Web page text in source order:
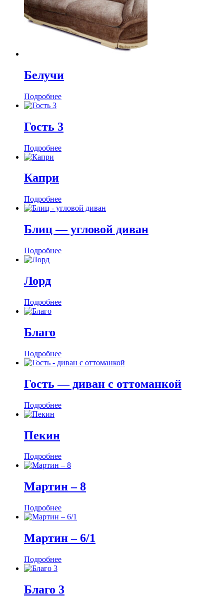
Белучи
Подробнее
Гость 3
Подробнее
Капри
Подробнее
Блиц — угловой диван
Подробнее
Лорд
Подробнее
Благо
Подробнее
Гость — диван c оттоманкой
Подробнее
Пекин
Подробнее
Мартин ‒ 8
Подробнее
Мартин ‒ 6/1
Подробнее
Благо 3